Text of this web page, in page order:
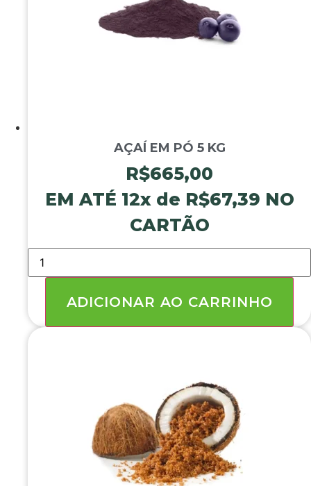
AÇAÍ EM PÓ 5 KG
R$665,00
EM ATÉ 12x de R$67,39 NO
CARTÃO
AÇAÍ
EM
PÓ
quantidadeADICIONAR AO CARRINHO